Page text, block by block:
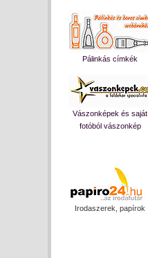
Pálinkás címkék
Vászonképek és saját
fotóból vászonkép
Irodaszerek, papírok